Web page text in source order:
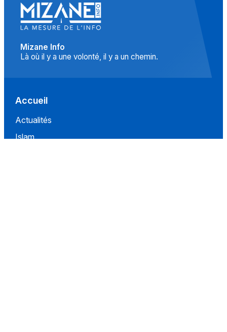
Mizane Info
Là où il y a une volonté, il y a un chemin.
Accueil
Actualités
Islam